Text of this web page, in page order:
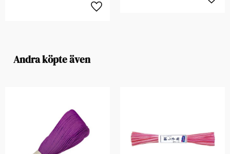
Andra köpte även